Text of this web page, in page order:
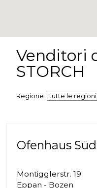
Venditori
STORCH
Regione:
Ofenhaus
Montigglerstr. 19
Eppan - Bozen